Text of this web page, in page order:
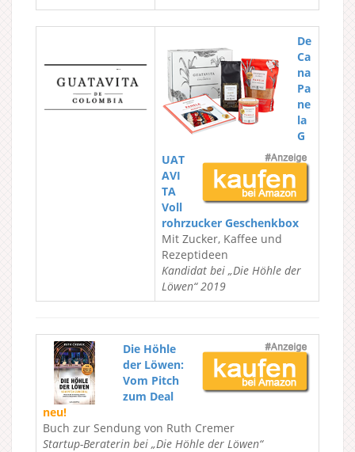
De
Ca
na
Pa
ne
la
G
UAT
AVI
TA
Voll
rohrzucker Geschenkbox
Mit Zucker, Kaffee und
Rezeptideen
Kandidat bei „Die Höhle der
Löwen“ 2019
Die Höhle
der Löwen:
Vom Pitch
zum Deal
neu!
Buch zur Sendung von Ruth Cremer
Startup-Beraterin bei „Die Höhle der Löwen“